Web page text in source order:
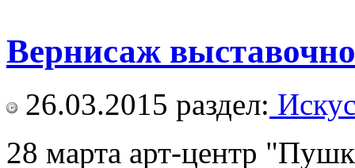
Вернисаж
26.03.2015 раздел:
28 марта арт-центр